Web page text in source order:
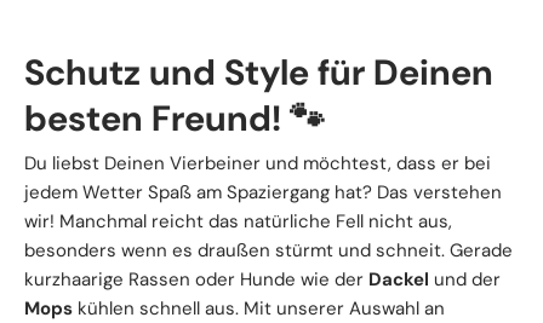
Schutz und Style für Deinen
besten Freund! 🐾
Du liebst Deinen Vierbeiner und möchtest, dass er bei
jedem Wetter Spaß am Spaziergang hat? Das verstehen
wir! Manchmal reicht das natürliche Fell nicht aus,
besonders wenn es draußen stürmt und schneit. Gerade
kurzhaarige Rassen oder Hunde wie der Dackel und der
Mops kühlen schnell aus. Mit unserer Auswahl an